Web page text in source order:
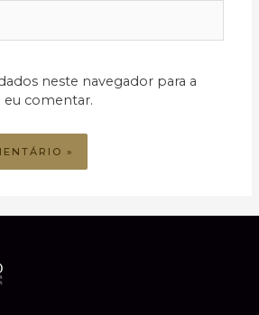
neste navegador para a
eu comentar.